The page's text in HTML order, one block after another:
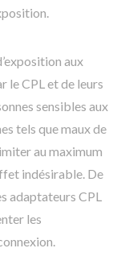
aux
le CPL et de leurs
sensibles aux
tels que maux de
au maximum
indésirable. De
adaptateurs CPL
les